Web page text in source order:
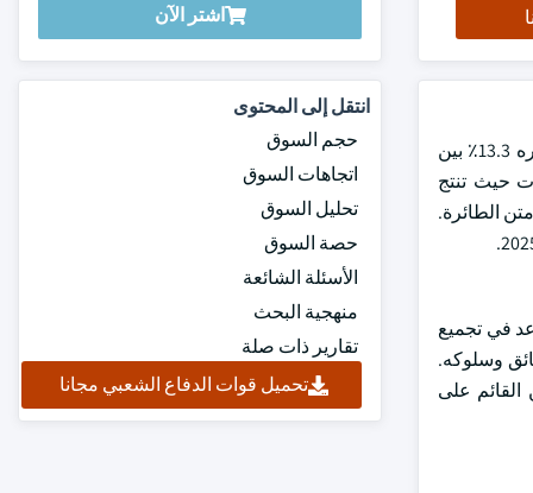
اشتر الآن
بلغت قيمة سوق تسييل بيانات السيارات العالمية 7.8 مليار دولار أمريكي في عام 2024 ومن المتوقع أن يسجل معدل نمو سنوي مركب قدره 13.3٪ بين
حيث تنتج
الطائرة.
في تجميع
وسلوكه.
القائم على
انتقل إلى المحتوى
حجم السوق
اتجاهات السوق
تحليل السوق
حصة السوق
الأسئلة الشائعة
منهجية البحث
تقارير ذات صلة
تحميل قوات الدفاع الشعبي مجانا